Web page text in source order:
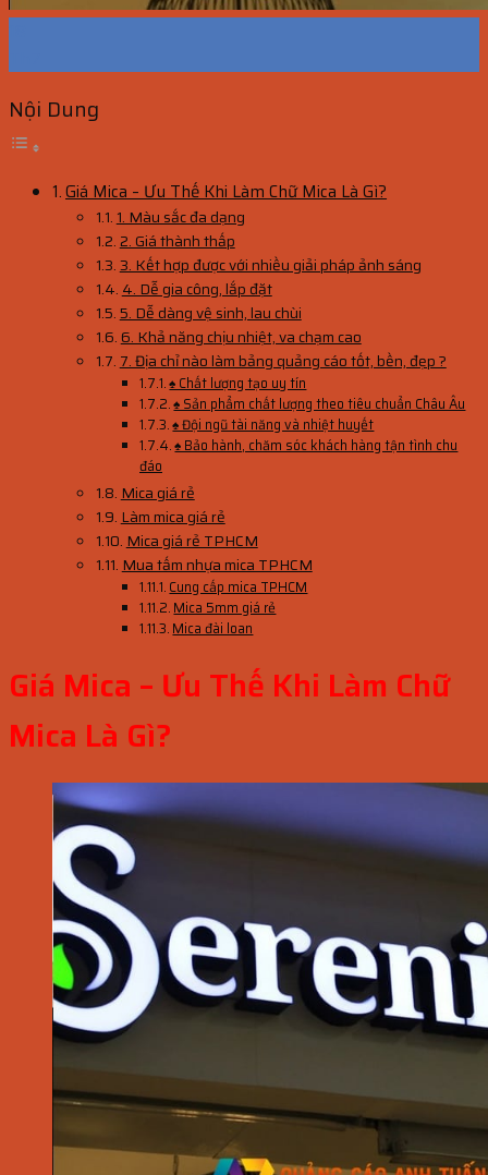
Nội Dung
Giá Mica – Ưu Thế Khi Làm Chữ Mica Là Gì?
1. Màu sắc đa dạng
2. Giá thành thấp
3. Kết hợp được với nhiều giải pháp ảnh sáng
4. Dễ gia công, lắp đặt
5. Dễ dàng vệ sinh, lau chùi
6. Khả năng chịu nhiệt, va chạm cao
7. Địa chỉ nào làm bảng quảng cáo tốt, bền, đẹp ?
♠ Chất lượng tạo uy tín
♠ Sản phẩm chất lượng theo tiêu chuẩn Châu Âu
♠ Đội ngũ tài năng và nhiệt huyết
♠ Bảo hành, chăm sóc khách hàng tận tình chu
đáo
Mica giá rẻ
Làm mica giá rẻ
Mica giá rẻ TPHCM
Mua tấm nhựa mica TPHCM
Cung cấp mica TPHCM
Mica 5mm giá rẻ
Mica đài loan
Giá Mica – Ưu Thế Khi Làm Chữ
Mica Là Gì?